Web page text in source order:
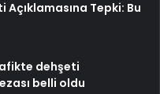
Açıklamasına Tepki: Bu
dehşeti
belli oldu